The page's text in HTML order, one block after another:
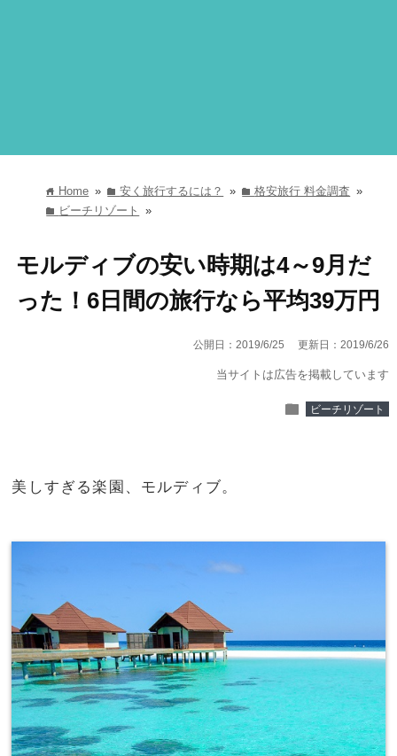
home Home » folder安く旅行するには？ » folder格安旅行 料金調査 »
folder ビーチリゾート »
モルディブの安い時期は4～9月だ
った！6日間の旅行なら平均39万円
公開日：2019/6/25 更新日：2019/6/26
当サイトは広告を掲載しています
folder ビーチリゾート
美しすぎる楽園、モルディブ。